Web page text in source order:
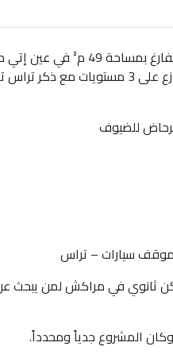
وكالة عقارات بلا حدود تعرض
للتهيئة.
للضيوف
سيارات – تراس
المشروع جدياً ومحدداً.